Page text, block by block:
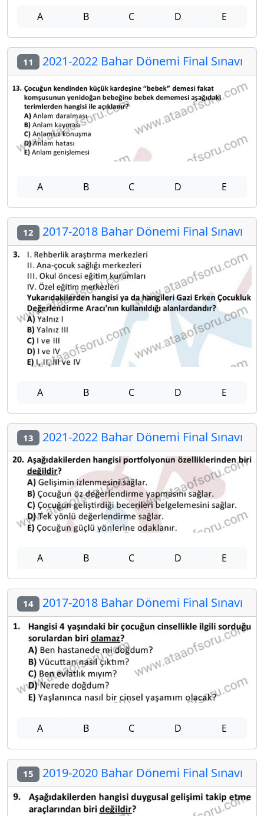
A B C D E
11 2021-2022 Bahar Dönemi Final Sınavı
A B C D E
12 2017-2018 Bahar Dönemi Final Sınavı
A B C D E
13 2021-2022 Bahar Dönemi Final Sınavı
A B C D E
14 2017-2018 Bahar Dönemi Final Sınavı
A B C D E
15 2019-2020 Bahar Dönemi Final Sınavı